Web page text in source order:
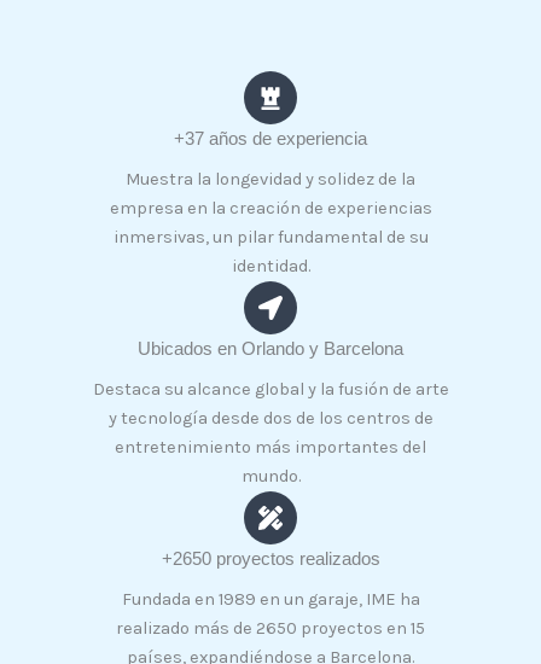
+37 años de experiencia
Muestra la longevidad y solidez de la
empresa en la creación de experiencias
inmersivas, un pilar fundamental de su
identidad.
Ubicados en Orlando y Barcelona
Destaca su alcance global y la fusión de arte
y tecnología desde dos de los centros de
entretenimiento más importantes del
mundo.
+2650 proyectos realizados
Fundada en 1989 en un garaje, IME ha
realizado más de 2650 proyectos en 15
países, expandiéndose a Barcelona.